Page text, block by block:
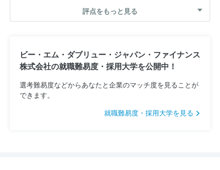
評点をもっと見る
ビー・エム・ダブリュー・ジャパン・ファイナンス
株式会社の就職難易度・採用大学を公開中！
選考難易度などからあなたと企業のマッチ度を見ることが
できます。
就職難易度・採用大学を見る